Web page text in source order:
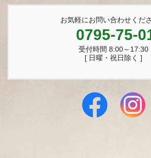
お気軽にお問い合わせくださ
0795-75-
受付時間 8:00～17:30
[ 日曜・祝日除く ]